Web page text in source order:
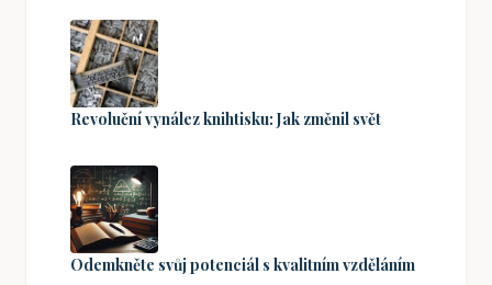
Revoluční vynález knihtisku: Jak změnil svět
Odemkněte svůj potenciál s kvalitním vzděláním